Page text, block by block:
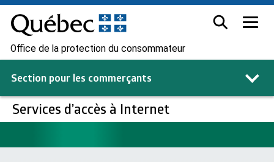
Office de la protection du consommateur
Section pour les commerçants
Services d’accès à Internet